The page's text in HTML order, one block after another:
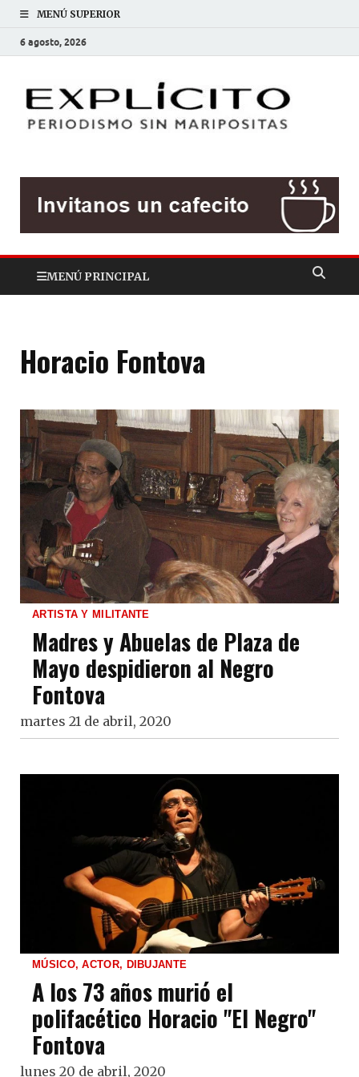
MENÚ SUPERIOR
6 agosto, 2026
MENÚ PRINCIPAL
Horacio Fontova
ARTISTA Y MILITANTE
Madres y Abuelas de Plaza de
Mayo despidieron al Negro
Fontova
martes 21 de abril, 2020
MÚSICO, ACTOR, DIBUJANTE
A los 73 años murió el
polifacético Horacio "El Negro"
Fontova
lunes 20 de abril, 2020